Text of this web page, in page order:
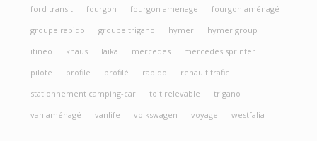
ford transit
fourgon fourgon amenage
fourgon aménagé
groupe rapido
groupe trigano hymer
hymer group
itineo
knaus laika mercedes
mercedes sprinter
pilote
profile profilé rapido
renault trafic
stationnement camping-car
toit relevable
trigano
van aménagé
vanlife volkswagen voyage westfalia